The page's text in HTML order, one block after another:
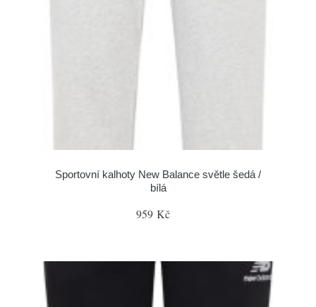
Sportovní kalhoty New Balance světle šedá /
bílá
959 Kč